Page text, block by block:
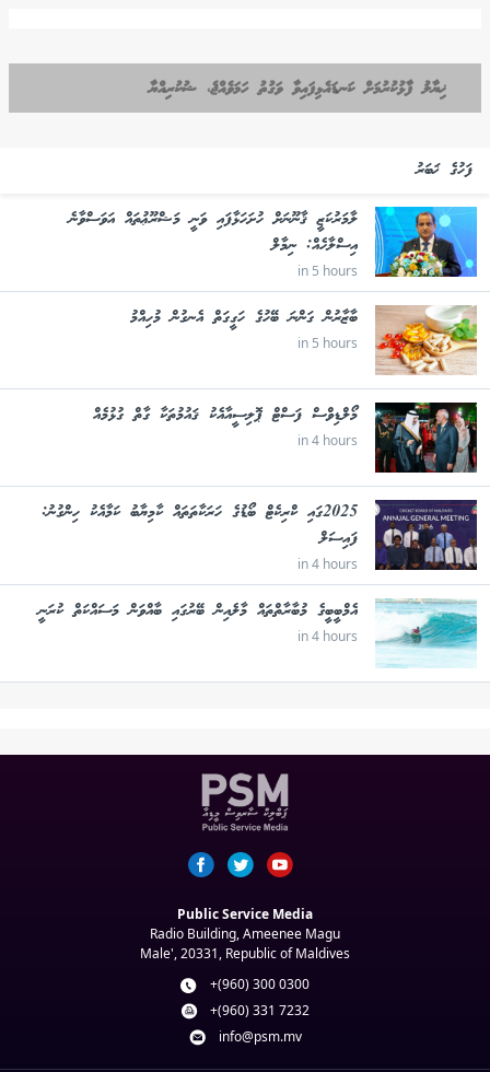
ޚިޔާލު ފާޅުކުރުމަށް ކަނޑައެޅިފައިވާ ވަގުތު ހަމަވެއްޖެ، ޝުކުރިއްޔާ
ފަހުގެ ޚަބަރު
ލާމަރުކަޒީ ޤާނޫނަށް ހުށަހަޅާފައި ވަނީ މަޝްރޫޢުތައް އަވަސްވާނެ
އިސްލާހެއް: ނިމާލް
in 5 hours
ބާޒާރުން ގަންނަ ބޭހުގެ ހަގީގަތް އެނގުން މުހިއްމު
in 5 hours
މޯލްޑިވްސް ފަސްޓް ޕޮލިސީއާއެކު ޤައުމުތަކާ ގާތް ގުޅުމެއް
in 4 hours
2025ގައި ކްރިކެޓް ބޯޑުގެ ހަރަކާތަތައް ކާމިޔާބު ކަމާއެކު ހިންގުނު:
ފައިސަލް
in 4 hours
އެމްބީބީގެ މުބާރާތްތައް މާލެއިން ބޭރުގައި ބާއްވަން މަސައްކަތް ކުރަނީ
in 4 hours
Public Service Media
Radio Building, Ameenee Magu
Male', 20331, Republic of Maldives
+(960) 300 0300
+(960) 331 7232
info@psm.mv